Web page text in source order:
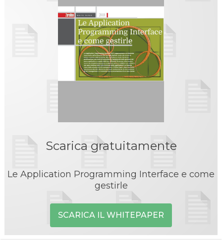
Scarica gratuitamente
Le Application Programming Interface e come
gestirle
SCARICA IL WHITEPAPER